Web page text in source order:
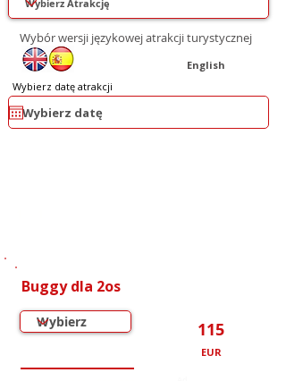
Wybór wersji językowej atrakcji turystycznej
English
Wybierz datę atrakcji
Buggy dla 2os
115
EUR